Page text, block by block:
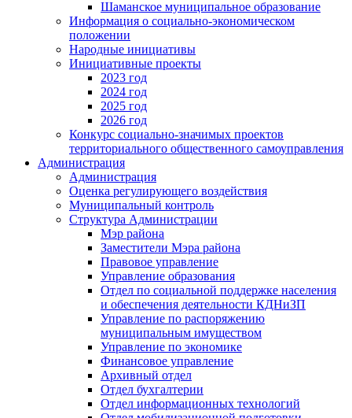
Шаманское муниципальное образование
Информация о социально-экономическом
положении
Народные инициативы
Инициативные проекты
2023 год
2024 год
2025 год
2026 год
Конкурс социально-значимых проектов
территориального общественного самоуправления
Администрация
Администрация
Оценка регулирующего воздействия
Муниципальный контроль
Структура Администрации
Мэр района
Заместители Мэра района
Правовое управление
Управление образования
Отдел по социальной поддержке населения
и обеспечения деятельности КДНиЗП
Управление по распоряжению
муниципальным имуществом
Управление по экономике
Финансовое управление
Архивный отдел
Отдел бухгалтерии
Отдел информационных технологий